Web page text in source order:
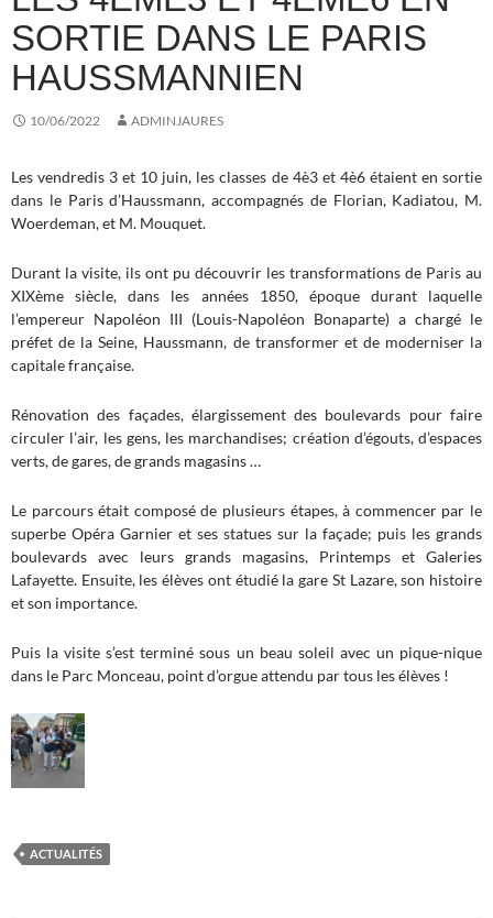
SORTIE DANS LE PARIS
HAUSSMANNIEN
10/06/2022 ADMINJAURES
Les vendredis 3 et 10 juin, les classes de 4è3 et 4è6 étaient en sortie
dans le Paris d’Haussmann, accompagnés de Florian, Kadiatou, M.
Woerdeman, et M. Mouquet.
Durant la visite, ils ont pu découvrir les transformations de Paris au
XIXème siècle, dans les années 1850, époque durant laquelle
l’empereur Napoléon III (Louis-Napoléon Bonaparte) a chargé le
préfet de la Seine, Haussmann, de transformer et de moderniser la
capitale française.
Rénovation des façades, élargissement des boulevards pour faire
circuler l’air, les gens, les marchandises; création d’égouts, d’espaces
verts, de gares, de grands magasins …
Le parcours était composé de plusieurs étapes, à commencer par le
superbe Opéra Garnier et ses statues sur la façade; puis les grands
boulevards avec leurs grands magasins, Printemps et Galeries
Lafayette. Ensuite, les élèves ont étudié la gare St Lazare, son histoire
et son importance.
Puis la visite s’est terminé sous un beau soleil avec un pique-nique
dans le Parc Monceau, point d’orgue attendu par tous les élèves !
ACTUALITÉS